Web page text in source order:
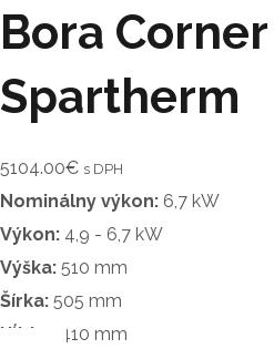
Bora
Spartherm
5104.00€ s DPH
Nominálny výkon: 6,7 kW
Výkon: 4,9 - 6,7 kW
Výška: 510 mm
Šírka: 505 mm
Hĺbka:
410 mm